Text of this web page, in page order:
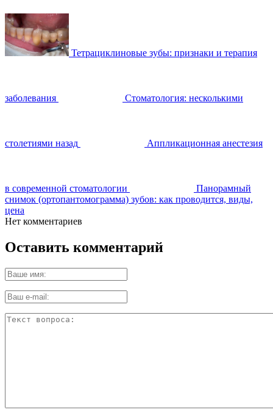
Тетрациклиновые зубы: признаки и терапия
заболевания Стоматология: несколькими
столетиями назад Аппликационная анестезия
в современной стоматологии
Панорамный
снимок (ортопантомограмма) зубов: как проводится, виды,
цена
Нет комментариев
Оставить комментарий